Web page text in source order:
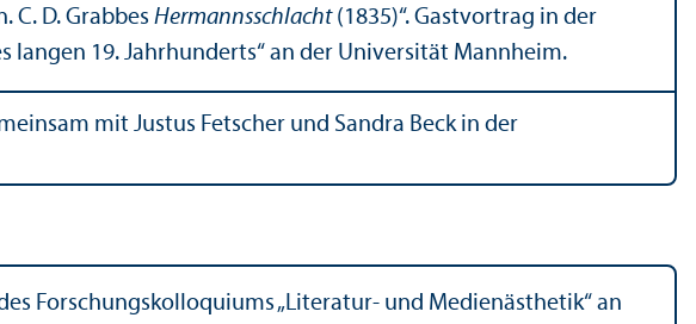
D. Grabbes Hermannsschlacht(1835)“. Gastvortrag in der
langen 19. Jahrhunderts“ an der Universität Mannheim.
mit Justus Fetscher und Sandra Beck in der
Forschungs­kolloquiums „Literatur- und Medienästhetik“ an